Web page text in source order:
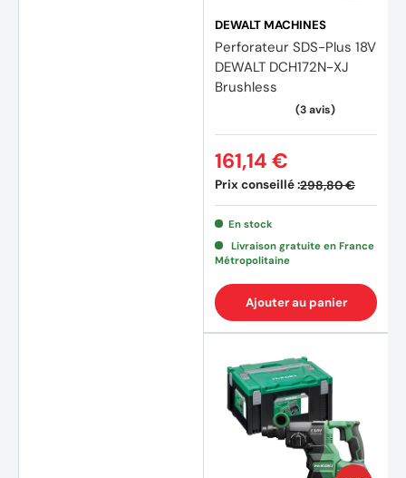
DEWALT MACHINES
Perforateur SDS-Plus 18V
DEWALT DCH172N-XJ
Brushless
Prix conseillé :298,80 €
161,14 €
En stock
Livraison gratuite en France
Métropolitaine
Ajouter au panier